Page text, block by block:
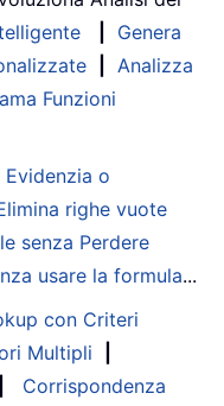
Genera
Analizza
Funzioni
Evidenzia o
righe vuote
senza Perdere
usare la formula...
con Criteri
Multipli
Corrispondenza